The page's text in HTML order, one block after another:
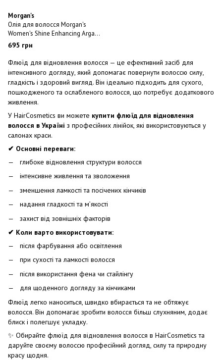
Morgan's
Олія для волосся Morgan's
Women's Shine Enhancing Argan
Oil 30ml
695 грн
Флюїд для відновлення волосся — це ефективний засіб для
інтенсивного догляду, який допомагає повернути волоссю силу,
гладкість і здоровий вигляд. Він ідеально підходить для сухого,
пошкодженого та ослабленого волосся, що потребує додаткового
живлення.
У HairCosmetics ви можете купити флюїд для відновлення
волосся в Україні з професійних лінійок, які використовуються у
салонах краси.
✔ Основні переваги:
глибоке відновлення структури волосся
інтенсивне живлення та зволоження
зменшення ламкості та посічених кінчиків
надання гладкості та м’якості
захист від зовнішніх факторів
✔ Коли варто використовувати:
після фарбування або освітлення
при сухості та ламкості волосся
після використання фена чи стайлінгу
для щоденного догляду за кінчиками
Флюїд легко наноситься, швидко вбирається та не обтяжує
волосся. Він допомагає зробити волосся більш слухняним, додає
блиск і полегшує укладку.
✨ Обирайте флюїд для відновлення волосся в HairCosmetics та
даруйте своєму волоссю професійний догляд, силу та природну
красу щодня.